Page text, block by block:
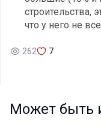
строительства,
что у него не
262 7
Может быть